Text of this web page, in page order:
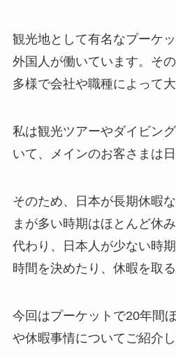
観光地として有名なプーケ
外国人が働いています。そ
多様で会社や職種によって
私は観光ツアーやダイビン
いて、メインのお客さまは日
そのため、日本が長期休暇
まが多い時期はほとんど休
代わり、日本人が少ない時
時間を決めたり、休暇を取
今回はプーケットで20年間
や休暇事情についてご紹介